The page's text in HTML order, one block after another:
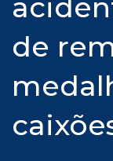
de